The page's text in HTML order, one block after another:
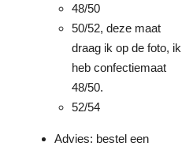
48/50
50/52, deze maat
draag ik op de foto, ik
heb confectiemaat
48/50.
52/54
Advies: bestel een